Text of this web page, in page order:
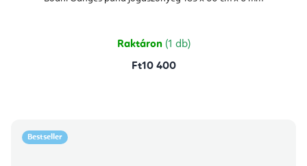
értékelése
csillag.
Raktáron (1 db)
Ft10 400
Bestseller